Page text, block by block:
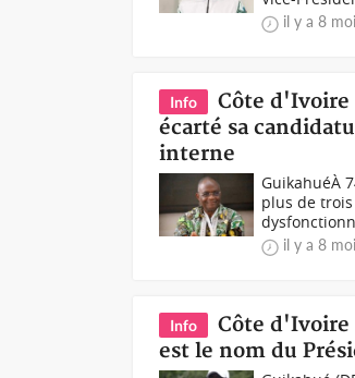
il y a 8
Info
Côte d'Ivoire
écarté sa
interne
GuikahuéÀ
plus de
il y a 8
Info
Côte d'Ivoire
est le nom du